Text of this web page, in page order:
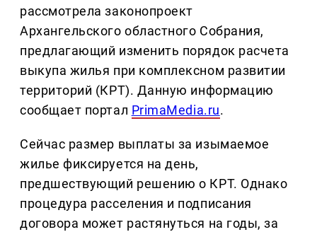
рассмотрела законопроект
Архангельского областного Собрания,
предлагающий изменить порядок расчета
выкупа жилья при комплексном развитии
территорий (КРТ). Данную информацию
сообщает портал PrimaMedia.ru.
Сейчас размер выплаты за изымаемое
жилье фиксируется на день,
предшествующий решению о КРТ. Однако
процедура расселения и подписания
договора может растянуться на годы, за